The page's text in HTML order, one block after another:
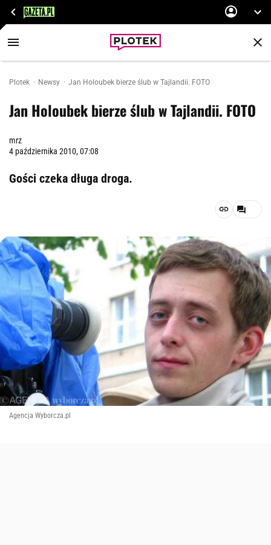
Plotek Newsy Jan Holoubek bierze ślub w Tajlandii. FOTO
Jan Holoubek bierze ślub w Tajlandii. FOTO
mrz
4 października 2010, 07:08
Gości czeka długa droga.
Agencja Wyborcza.pl